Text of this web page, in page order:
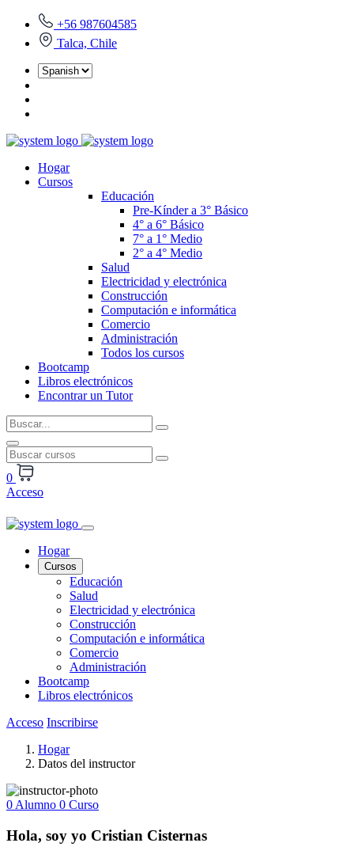
+56 987604585
Talca, Chile
Hogar
Cursos
Educación
Pre-Kínder a 3° Básico
4° a 6° Básico
7° a 1° Medio
2° a 4° Medio
Salud
Electricidad y electrónica
Construcción
Computación e informática
Comercio
Administración
Todos los cursos
Bootcamp
Libros electrónicos
Encontrar un Tutor
0
Acceso
Hogar
Cursos
Educación
Salud
Electricidad y electrónica
Construcción
Computación e informática
Comercio
Administración
Bootcamp
Libros electrónicos
Acceso Inscribirse
Hogar
Datos del instructor
0 Alumno 0 Curso
Hola, soy yo Cristian Cisternas